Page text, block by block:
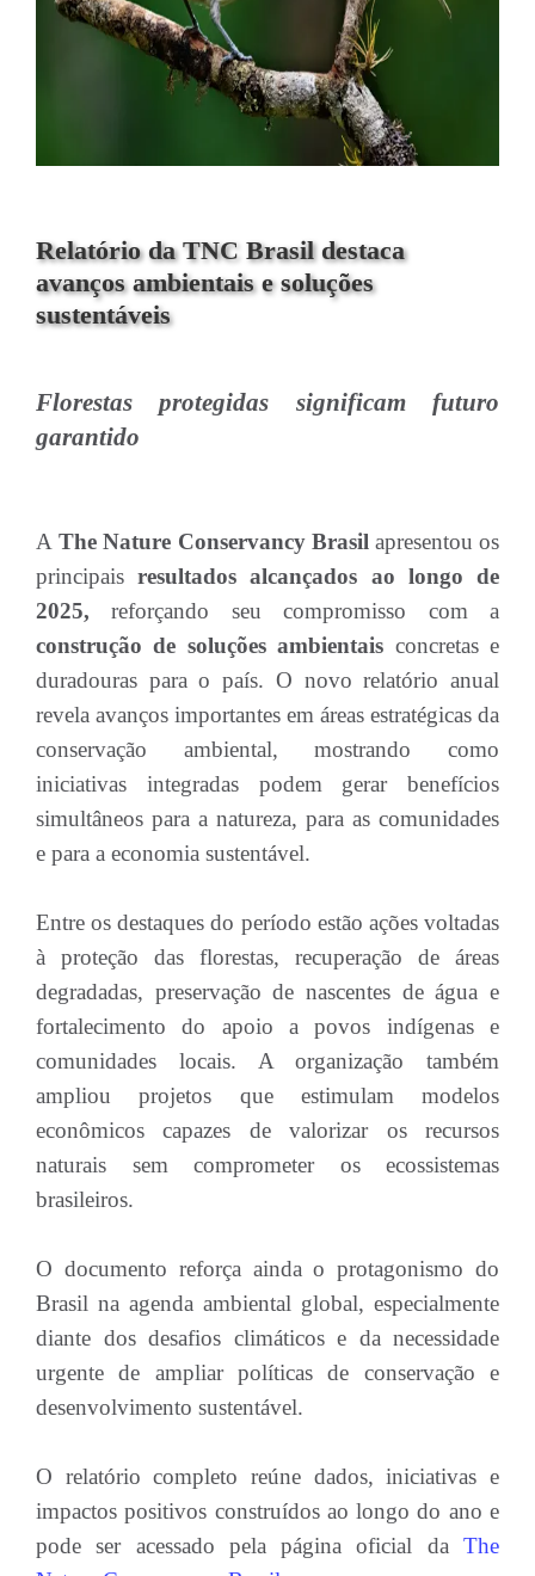
Relatório da TNC Brasil destaca
avanços ambientais e soluções
sustentáveis
Florestas protegidas significam futuro
garantido
A The Nature Conservancy Brasil apresentou os
principaisresultados alcançados ao longo de
2025, reforçando seu compromisso com a
construção de soluções ambientais concretas e
duradouras para o país. O novo relatório anual
revela avanços importantes em áreas estratégicas da
conservação ambiental, mostrando como
iniciativas integradas podem gerar benefícios
simultâneos para a natureza, para as comunidades
e para a economia sustentável.
Entre os destaques do período estão ações voltadas
à proteção das florestas, recuperação de áreas
degradadas, preservação de nascentes de água e
fortalecimento do apoio a povos indígenas e
comunidades locais. A organização também
ampliou projetos que estimulam modelos
econômicos capazes de valorizar os recursos
naturais sem comprometer os ecossistemas
brasileiros.
O documento reforça ainda o protagonismo do
Brasil na agenda ambiental global, especialmente
diante dos desafios climáticos e da necessidade
urgente de ampliar políticas de conservação e
desenvolvimento sustentável.
O relatório completo reúne dados, iniciativas e
impactos positivos construídos ao longo do ano e
pode ser acessado pela página oficial da The